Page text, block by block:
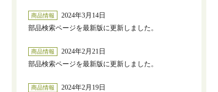
商品情報
2024年3月14日
部品検索ページを最新版に更新しました。
商品情報
2024年2月21日
部品検索ページを最新版に更新しました。
商品情報
2024年2月19日